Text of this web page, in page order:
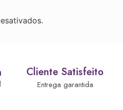
Cliente Satisfeito
Entrega garantida